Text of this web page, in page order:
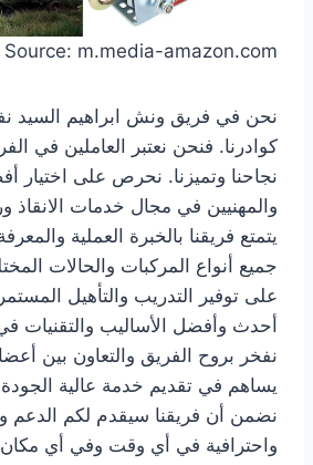
Source: m.media-amazon.com
نحن في فريق ونش ابراهيم السيد
كوادرنا. فنحن نعتبر العاملين في
نجاحنا وتميزنا. نحرص على اختيار
والمهنيين في مجال خدمات الانقاذ
يتمتع فريقنا بالخبرة العملية
جميع أنواع المركبات والحالات
على توفير التدريب والتأهيل
أحدث وأفضل الأساليب والتقنيات
نفخر بروح الفريق والتعاون بين
يساهم في تقديم خدمة عالية الجودة
نضمن أن فريقنا سيقدم لكم الدعم
واحترافية في أي وقت وفي أي